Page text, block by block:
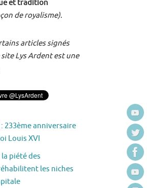
et tradition
de royalisme).
articles signés
Lys Ardent est une
233ème anniversaire
Louis XVI
piété des
les niches